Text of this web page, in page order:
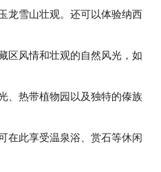
龙雪山壮观。还可以体验纳西
风情和壮观的自然风光，如
热带植物园以及独特的傣族
此享受温泉浴、赏石等休闲